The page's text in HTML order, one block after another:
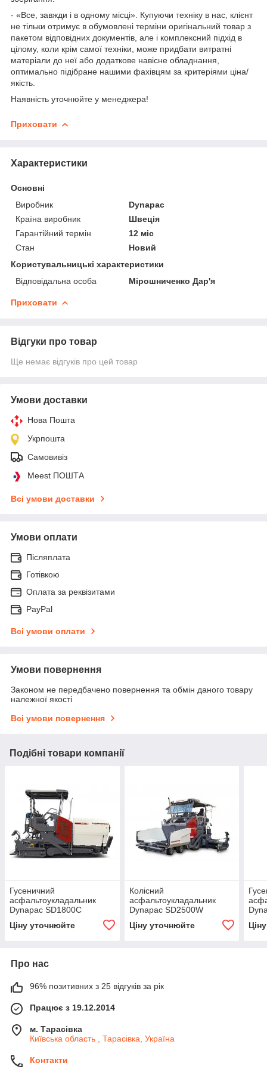
- «Все, завжди і в одному місці». Купуючи техніку в нас, клієнт
не тільки отримує в обумовлені терміни оригінальний товар з
пакетом відповідних документів, але і комплексний підхід в
цілому, коли крім самої техніки, може придбати витратні
матеріали до неї або додаткове навісне обладнання,
оптимально підібране нашими фахівцям за критеріями ціна/
якість.
Наявність уточнюйте у менеджера!
Приховати
Характеристики
Основні
Виробник
Dynapac
Країна виробник
Швеція
Гарантійний термін
12 міс
Стан
Новий
Користувальницькі характеристики
Відповідальна особа
Мірошниченко Дар'я
Приховати
Відгуки про товар
Ще немає відгуків про цей товар
Умови доставки
Нова Пошта
Укрпошта
Самовивіз
Meest ПОШТА
Всі умови доставки
Умови оплати
Післяплата
Готівкою
Оплата за реквізитами
PayPal
Всі умови оплати
Умови повернення
Законом не передбачено повернення та обмін даного товару
належної якості
Всі умови повернення
Подібні товари компанії
Гусеничний
асфальтоукладальник
Dynapac SD1800C
Ціну уточнюйте
Колісний
асфальтоукладальник
Dynapac SD2500W
Ціну уточнюйте
Про нас
96% позитивних з 25 відгуків за рік
Працює з 19.12.2014
м. Тарасівка
Київська область , Тарасівка, Україна
Контакти